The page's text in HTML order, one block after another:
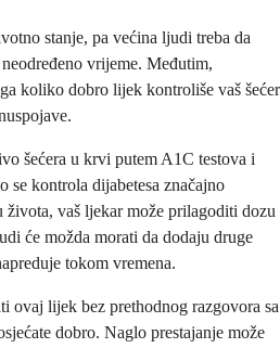
stanje, pa većina ljudi treba da
vrijeme. Međutim,
koliko dobro lijek kontroliše vaš šećer
šećera u krvi putem A1C testova i
se kontrola dijabetesa značajno
života, vaš ljekar može prilagoditi dozu
će možda morati da dodaju druge
tokom vremena.
ovaj lijek bez prethodnog razgovora sa
dobro. Naglo prestajanje može